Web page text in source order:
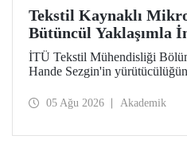
Tekstil Kaynaklı
Bütüncül Yaklaşımla
Azaltım Stratejileri
TÜBİTAK Desteği
İTÜ Tekstil Mühendisliği
Hande Sezgin'in
Koşullarına Bağlı Mikrolif
05 Ağu 2026 Akademik